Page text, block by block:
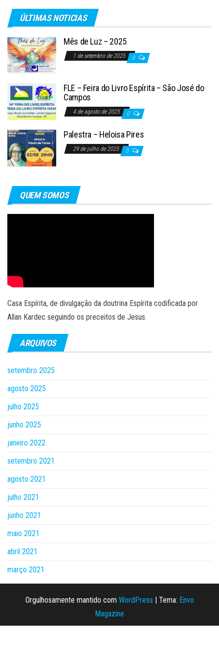
ÚLTIMAS NOTICIAS
Mês de Luz – 2025
1 de setembro de 2025 0
FLE – Feira do Livro Espírita – São José do
Campos
4 de agosto de 2025 0
Palestra – Heloisa Pires
29 de julho de 2025 0
QUEM SOMOS
Casa Espírita, de divulgação da doutrina Espírita codificada por
Allan Kardec seguindo os preceitos de Jesus.
ARQUIVOS
setembro 2025
agosto 2025
julho 2025
junho 2025
janeiro 2022
setembro 2021
agosto 2021
julho 2021
junho 2021
maio 2021
abril 2021
março 2021
Orgulhosamente mantido com WordPress | Tema: Envo
Magazine